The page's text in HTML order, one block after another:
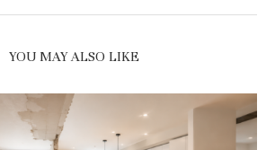
YOU MAY ALSO LIKE